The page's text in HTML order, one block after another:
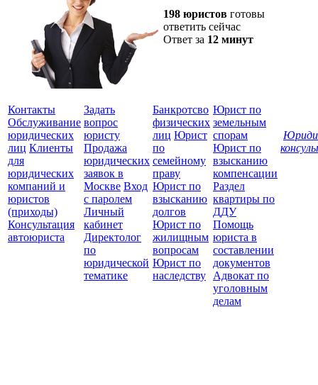
198 юристов готовы
ответить сейчас
Ответ за 12 минут
Контакты
Обслуживание
юридических
лиц Клиенты
для
юридических
компаний и
юристов
(приходы)
Консультация
автоюриста
Задать
вопрос
юристу
Продажа
юридических
заявок в
Москве Вход
с паролем
Личный
кабинет
Директолог
по
юридической
тематике
Банкротсво
физических
лиц Юрист
по
семейному
праву
Юрист по
взысканию
долгов
Юрист по
жилищным
вопросам
Юрист по
наследству
Юрист по
земельным
спорам
Юрист по
взысканию
компенсации
Раздел
квартиры по
ДДУ
Помощь
юриста в
составлении
документов
Адвокат по
уголовным
делам